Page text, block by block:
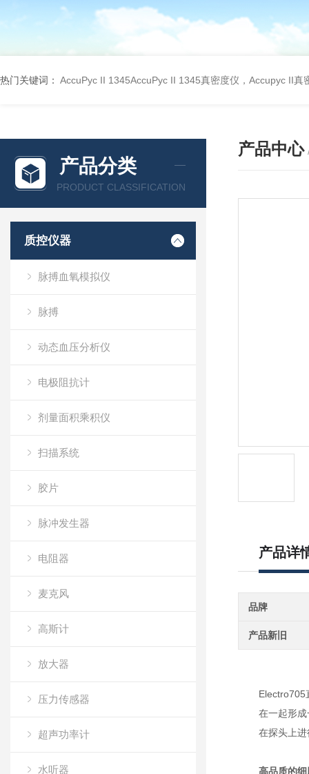
热门关键词： AccuPyc II 1345AccuPyc II 1345真密度仪，Accupyc II真
产品分类
PRODUCT CLASSIFICATION
质控仪器
脉搏血氧模拟仪
脉搏
动态血压分析仪
电极阻抗计
剂量面积乘积仪
扫描系统
胶片
脉冲发生器
电阻器
麦克风
高斯计
放大器
压力传感器
超声功率计
水听器
产品中心
产品详
品牌
产品新旧
Electro705
在一起形
在探头上
高品质的